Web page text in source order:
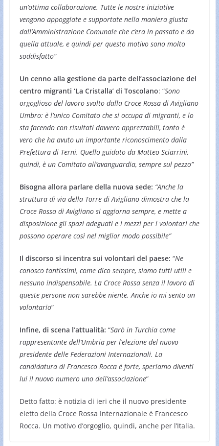
un’ottima collaborazione. Tutte le nostre iniziative
vengono appoggiate e supportate nella maniera giusta
dall’Amministrazione Comunale che c’era in passato e da
quella attuale, e quindi per questo motivo sono molto
soddisfatto”
Un cenno alla gestione da parte dell’associazione del
centro migranti ‘La Cristalla’ di Toscolano: “Sono
orgoglioso del lavoro svolto dalla Croce Rossa di Avigliano
Umbro: è l’unico Comitato che si occupa di migranti, e lo
sta facendo con risultati davvero apprezzabili, tanto è
vero che ha avuto un importante riconoscimento dalla
Prefettura di Terni. Quello guidato da Matteo Sciarrini,
quindi, è un Comitato all’avanguardia, sempre sul pezzo”
Bisogna allora parlare della nuova sede: “Anche la
struttura di via della Torre di Avigliano dimostra che la
Croce Rossa di Avigliano si aggiorna sempre, e mette a
disposizione gli spazi adeguati e i mezzi per i volontari che
possono operare così nel miglior modo possibile”
Il discorso si incentra sui volontari del paese: “Ne
conosco tantissimi, come dico sempre, siamo tutti utili e
nessuno indispensabile. La Croce Rossa senza il lavoro di
queste persone non sarebbe niente. Anche io mi sento un
volontario”
Infine, di scena l’attualità: “Sarò in Turchia come
rappresentante dell’Umbria per l’elezione del nuovo
presidente delle Federazioni Internazionali. La
candidatura di Francesco Rocca è forte, speriamo diventi
lui il nuovo numero uno dell’associazione”
Detto fatto: è notizia di ieri che il nuovo presidente
eletto della Croce Rossa Internazionale è Francesco
Rocca. Un motivo d’orgoglio, quindi, anche per l’Italia.